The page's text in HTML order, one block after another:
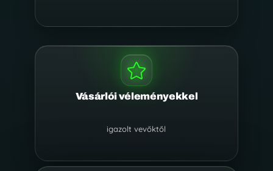

Vásárlói véleményekkel
igazolt vevőktől